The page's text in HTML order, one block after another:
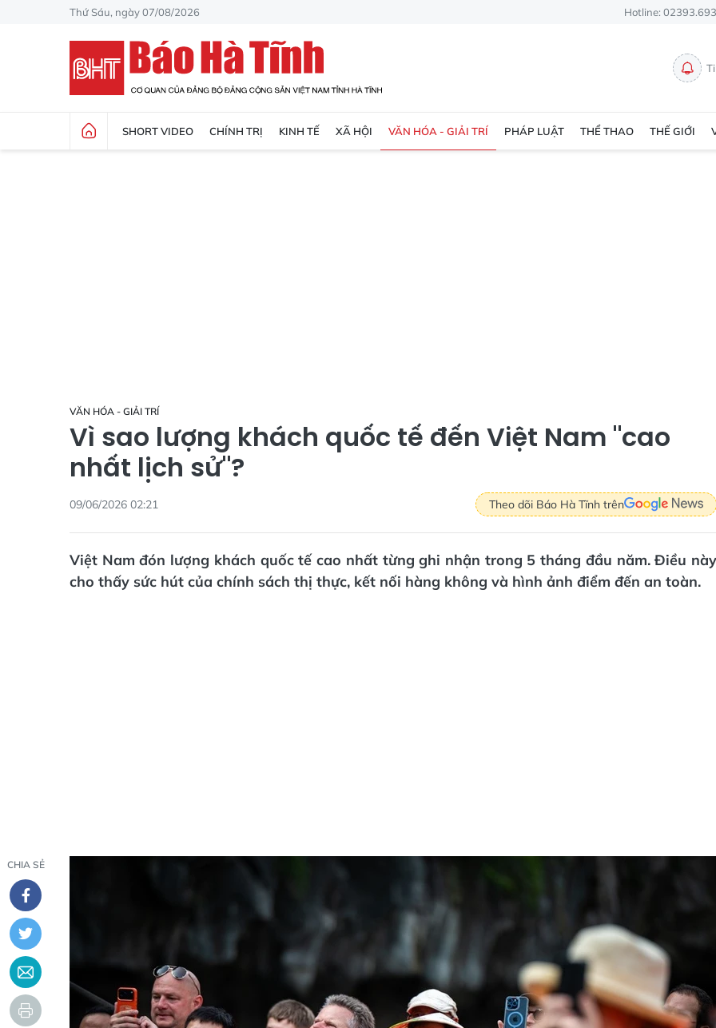
Thứ Sáu, ngày 07/08/2026 Hotline:
SHORT VIDEO CHÍNH TRỊ KINH TẾ XÃ HỘI VĂN HÓA - GIẢI TRÍ PHÁP LUẬT THỂ THAO THẾ GIỚI
VĂN HÓA - GIẢI TRÍ
Vì sao lượng khách quốc tế đến Việt Nam "cao
nhất lịch sử"?
09/06/2026 02:21 Theo dõi Báo Hà Tĩnh trên
Việt Nam đón lượng khách quốc tế cao nhất từng ghi nhận trong 5 tháng đầu năm. Điều này
cho thấy sức hút của chính sách thị thực, kết nối hàng không và hình ảnh điểm đến an toàn.
CHIA SẺ